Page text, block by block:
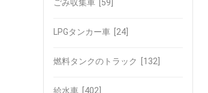
ごみ収集車 [59]
LPGタンカー車 [24]
燃料タンクのトラック [132]
給水車 [402]